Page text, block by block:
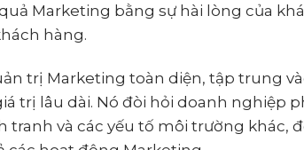
Marketing bằng sự hài lòng của
hàng.
trị Marketing toàn diện, tập trung
trị lâu dài. Nó đòi hỏi doanh nghiệp
và các yếu tố môi trường khác,